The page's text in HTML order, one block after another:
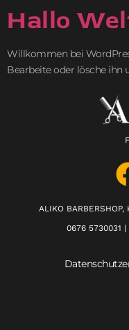
Hallo
Willkommen bei
Bearbeite oder lösche ihn
ALIKO BARBERSHOP,
0676 5730031 |